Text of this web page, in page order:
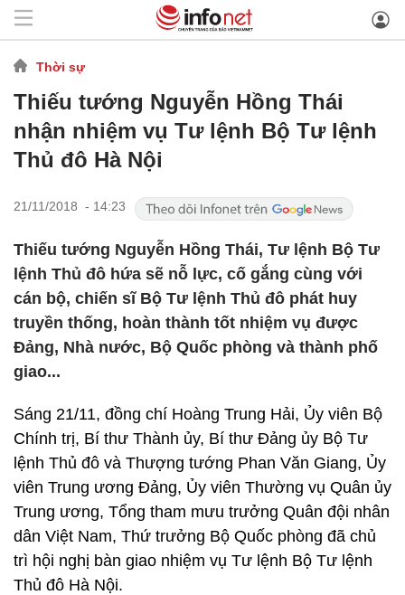
Thời sự
Thiếu tướng Nguyễn Hồng Thái
nhận nhiệm vụ Tư lệnh Bộ Tư lệnh
Thủ đô Hà Nội
21/11/2018 - 14:23
Thiếu tướng Nguyễn Hồng Thái, Tư lệnh Bộ Tư
lệnh Thủ đô hứa sẽ nỗ lực, cố gắng cùng với
cán bộ, chiến sĩ Bộ Tư lệnh Thủ đô phát huy
truyền thống, hoàn thành tốt nhiệm vụ được
Đảng, Nhà nước, Bộ Quốc phòng và thành phố
giao...
Sáng 21/11, đồng chí Hoàng Trung Hải, Ủy viên Bộ
Chính trị, Bí thư Thành ủy, Bí thư Đảng ủy Bộ Tư
lệnh Thủ đô và Thượng tướng Phan Văn Giang, Ủy
viên Trung ương Đảng, Ủy viên Thường vụ Quân ủy
Trung ương, Tổng tham mưu trưởng Quân đội nhân
dân Việt Nam, Thứ trưởng Bộ Quốc phòng đã chủ
trì hội nghị bàn giao nhiệm vụ Tư lệnh Bộ Tư lệnh
Thủ đô Hà Nội.